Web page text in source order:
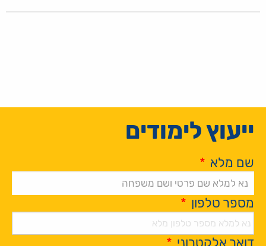
ייעוץ לימודים
שם מלא *
מספר טלפון *
דואר אלקטרוני *